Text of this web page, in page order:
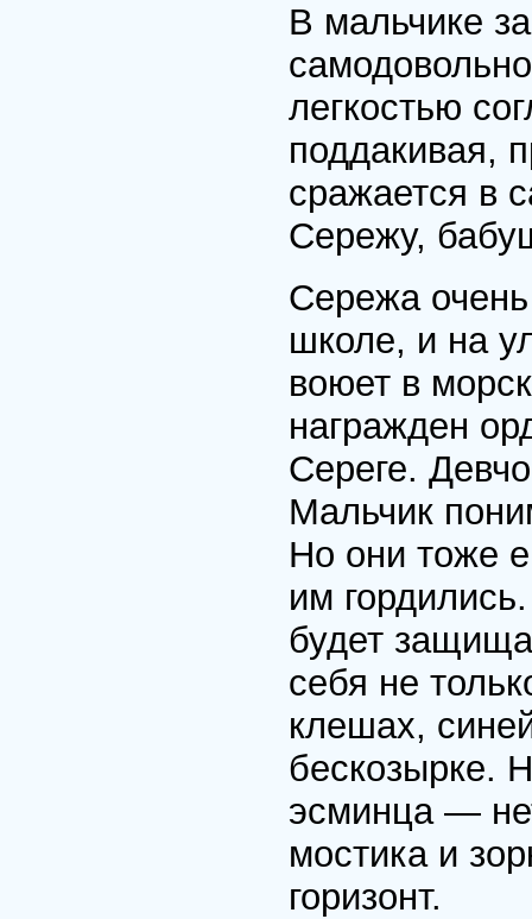
В мальчике
легкостью
поддакивая,
сражается в
Сережу,
Сережа
школе, и на
воюет в
награжден
Сереге.
Мальчик
Но они тоже
им
будет
себя не
клешах,
бескозырке.
эсминца —
мостика и
горизонт.